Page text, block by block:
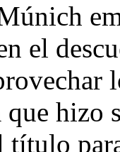
el
hizo
título